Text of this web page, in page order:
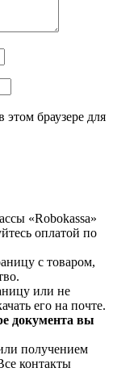
браузере для
«Robokassa»
оплатой по
с товаром,
или не
его на почте.
документа вы
получением
контакты